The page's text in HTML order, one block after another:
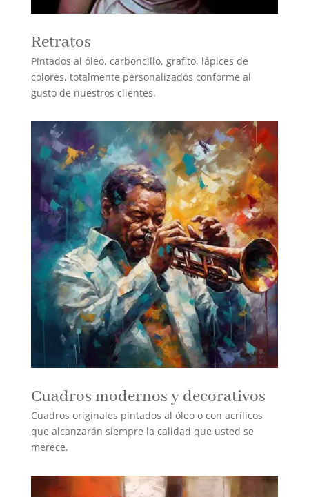
Retratos
Pintados al óleo, carboncillo, grafito, lápices de
colores, totalmente personalizados conforme al
gusto de nuestros clientes.
Cuadros modernos y decorativos
Cuadros originales pintados al óleo o con acrílicos
que alcanzarán siempre la calidad que usted se
merece.